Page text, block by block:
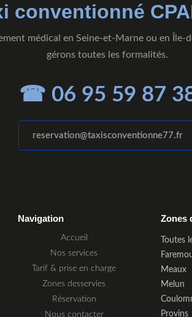
conventionné
médical en Seine-et-Marne ou en Île-
gérons toutes les formalités.
☎ 06 95 59 87
reservation@taxisconventionne77.fr
Navigation
Accueil
Nos services
Tarif & prise en charge
Zones desservies
Réservation
Nous contacter
Zones
Toutes
Meaux
Melun
Provins